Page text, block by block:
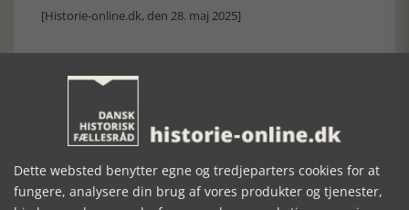
[Historie-online.dk, den 28. maj 2025]
Forrige artikel
Dette websted benytter egne og tredjeparters cookies for at
fungere, analysere din brug af vores produkter og tjenester,